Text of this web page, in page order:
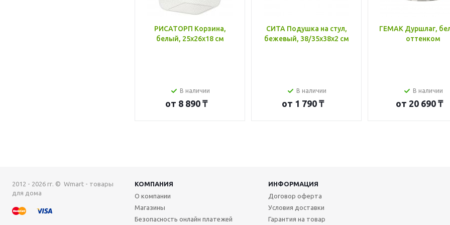
РИСАТОРП Корзина,
белый, 25x26x18 см
В наличии
от 8 890 ₸
СИТА Подушка на стул,
бежевый, 38/35x38x2 см
В наличии
от 1 790 ₸
ГЕМАК Дуршлаг,
оттенком
В наличии
от 20 690 ₸
2012 - 2026 гг. © Wmart - товары
для дома
КОМПАНИЯ
ИНФОРМАЦИЯ
О компании
Магазины
Безопасность онлайн платежей
Договор оферта
Условия доставки
Гарантия на товар